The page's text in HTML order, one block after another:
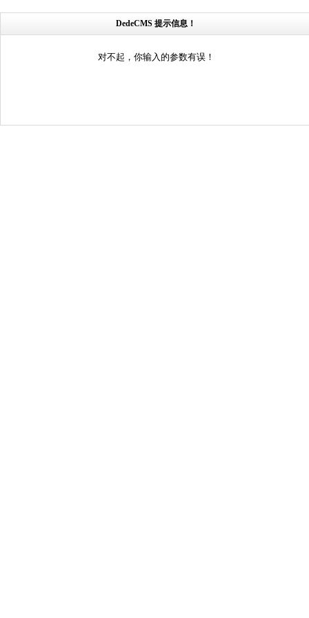
DedeCMS 提示信息！
对不起，你输入的参数有误！